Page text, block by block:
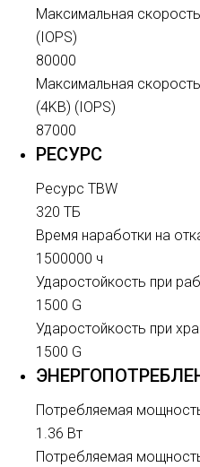
Максимальная
(IOPS)
80000
Максимальная
(4KB) (IOPS)
87000
РЕСУРС
Ресурс TBW
320 ТБ
Время наработки на
1500000 ч
Ударостойкость при
1500 G
Ударостойкость при
1500 G
Потребляемая
1.36 Вт
Потребляемая